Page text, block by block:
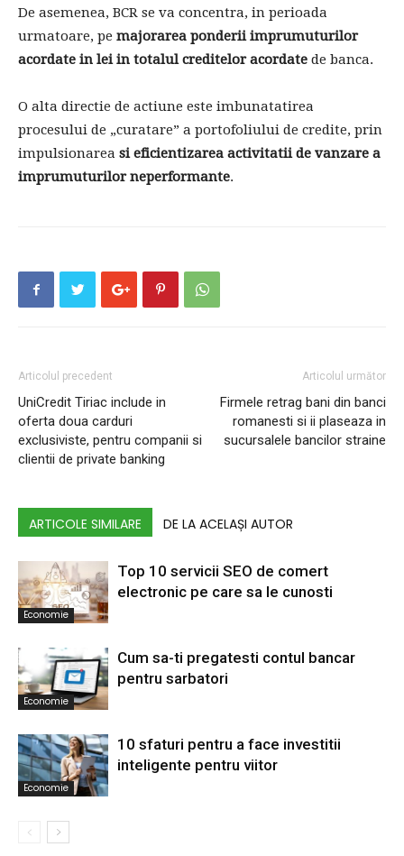
De asemenea, BCR se va concentra, in perioada
urmatoare, pe majorarea ponderii imprumuturilor
acordate in lei in totalul creditelor acordate de banca.
O alta directie de actiune este imbunatatirea
procesului de „curatare” a portofoliului de credite, prin
impulsionarea si eficientizarea activitatii de vanzare a
imprumuturilor neperformante.
Articolul precedent
UniCredit Tiriac include in
oferta doua carduri
exclusiviste, pentru companii si
clientii de private banking
Articolul următor
Firmele retrag bani din banci
romanesti si ii plaseaza in
sucursalele bancilor straine
ARTICOLE SIMILARE DE LA ACELAȘI AUTOR
Economie
Top 10 servicii SEO de comert
electronic pe care sa le cunosti
Economie
Cum sa-ti pregatesti contul bancar
pentru sarbatori
Economie
10 sfaturi pentru a face investitii
inteligente pentru viitor